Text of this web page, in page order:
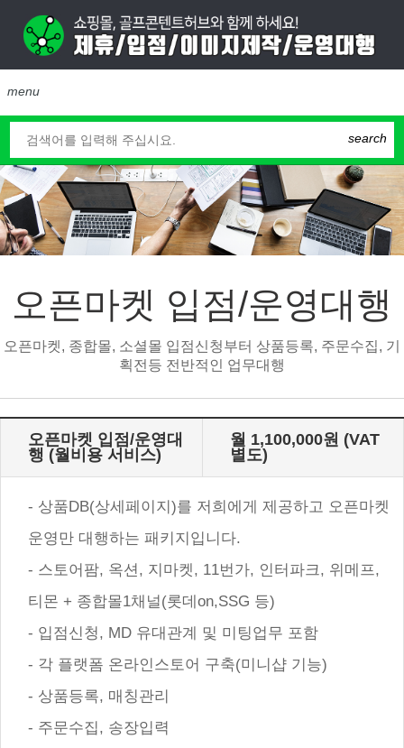
menu
search
오픈마켓 입점/운영대행
오픈마켓, 종합몰, 소셜몰 입점신청부터 상품등록, 주문수집, 기
획전등 전반적인 업무대행
오픈마켓 입점/운영대
행 (월비용 서비스)
월 1,100,000원 (VAT
별도)
- 상품DB(상세페이지)를 저희에게 제공하고 오픈마켓
운영만 대행하는 패키지입니다.
- 스토어팜, 옥션, 지마켓, 11번가, 인터파크, 위메프,
티몬 + 종합몰1채널(롯데on,SSG 등)
- 입점신청, MD 유대관계 및 미팅업무 포함
- 각 플랫폼 온라인스토어 구축(미니샵 기능)
- 상품등록, 매칭관리
- 주문수집, 송장입력